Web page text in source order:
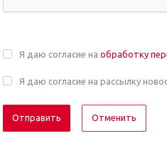
Я даю согласие на обработку
Я даю согласие на рассылку
Отменить